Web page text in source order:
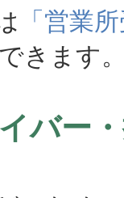
「営業
きます
イバー